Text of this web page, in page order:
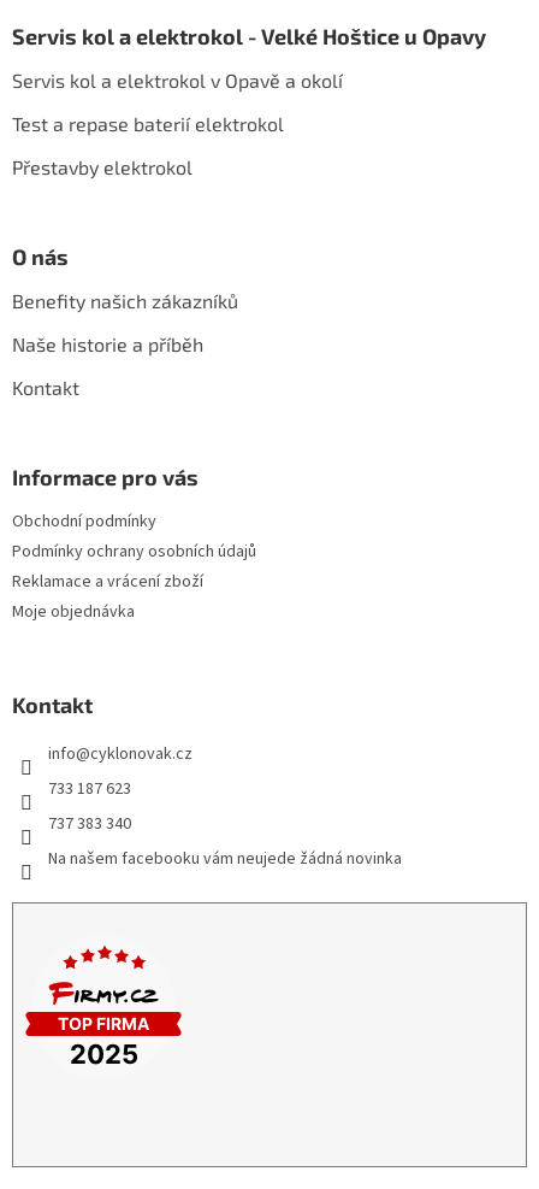
í
r
k
n
í
pServis kol a elektrokol - Velké Hoštice u Opavy
Servis kol a elektrokol v Opavě a okolí
Test a repase baterií elektrokol
Přestavby elektrokol
O nás
Benefity našich zákazníků
Naše historie a příběh
Kontakt
Informace pro vás
Obchodní podmínky
Podmínky ochrany osobních údajů
Reklamace a vrácení zboží
Moje objednávka
Kontakt
info@cyklonovak.cz
733 187 623
737 383 340
Na našem facebooku vám neujede žádná novinka